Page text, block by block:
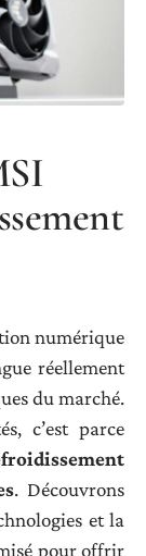
numérique
réellement
du marché.
c’est parce
. Découvrons
et la
pour offrir